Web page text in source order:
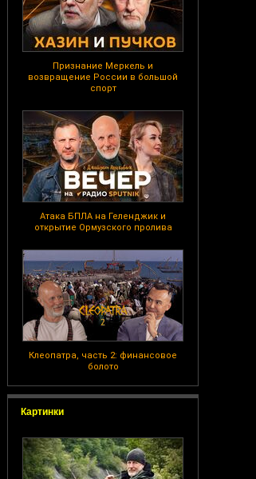
Признание Меркель и
возвращение России в большой
спорт
Атака БПЛА на Геленджик и
открытие Ормузского пролива
Клеопатра, часть 2: финансовое
болото
Картинки